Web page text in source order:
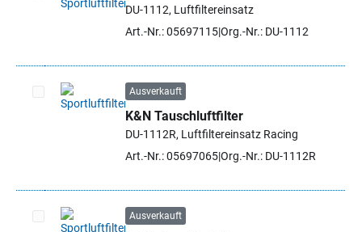
Artikel auswählen
DU-1112, Luftfiltereinsatz
Art.-Nr.: 05697115Org.-Nr.: DU-1112
Artikel auswählen
Ausverkauft
K&N Tauschluftfilter
DU-1112R, Luftfiltereinsatz Racing
Art.-Nr.: 05697065Org.-Nr.: DU-1112R
Ausverkauft